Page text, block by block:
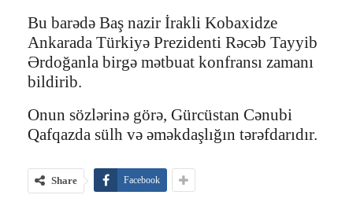
Bu barədə Baş nazir İrakli Kobaxidze
Ankarada Türkiyə Prezidenti Rəcəb Tayyib
Ərdoğanla birgə mətbuat konfransı zamanı
bildirib.
Onun sözlərinə görə, Gürcüstan Cənubi
Qafqazda sülh və əməkdaşlığın tərəfdarıdır.
Share Facebook